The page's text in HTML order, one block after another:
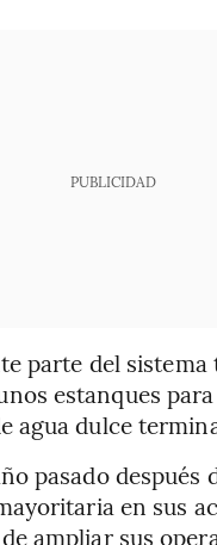
PUBLICIDAD
parte del
estanques
agua dulce
pasado después
en sus
ampliar sus